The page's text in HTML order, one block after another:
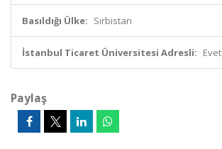
Basıldığı Ülke: Sırbistan
İstanbul Ticaret Üniversitesi Adresli: Evet
Paylaş